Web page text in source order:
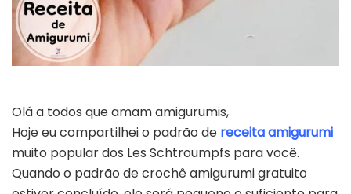
Olá a todos que amam amigurumis,
Hoje eu compartilhei o padrão de receita amigurumi
muito popular dos Les Schtroumpfs para você.
Quando o padrão de crochê amigurumi gratuito